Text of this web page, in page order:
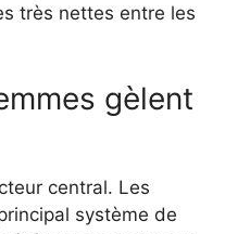
très nettes entre les
gèlent
central. Les
système de